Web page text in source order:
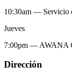
10:30am — Servicio
Jueves
7:00pm — AWANA
Dirección